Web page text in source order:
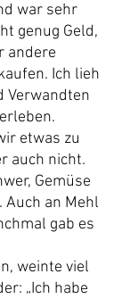
war sehr
genug Geld,
andere
Ich lieh
Verwandten
etwas zu
auch nicht.
Gemüse
Auch an Mehl
gab es
weinte viel
„Ich habe